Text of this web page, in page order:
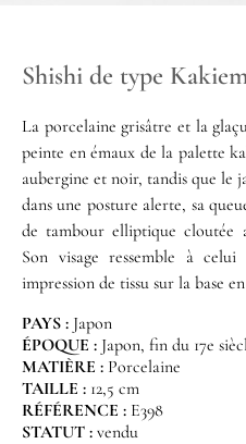
Shishi de type
La porcelaine grisâtre et la
peinte en émaux de la palette
aubergine et noir, tandis que le
dans une posture alerte, sa
de tambour elliptique cloutée
Son visage ressemble à
impression de tissu sur la base
PAYS : Japon
ÉPOQUE : Japon, fin du 17e
MATIÈRE : Porcelaine
TAILLE : 12,5 cm
RÉFÉRENCE : E398
STATUT : vendu